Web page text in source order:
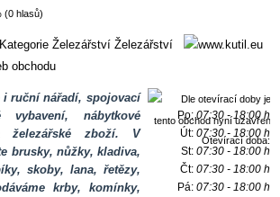
(0 hlasů)
Železářství
obchodu
i ruční nářadí, spojovací
vybavení, nábytkové
železářské zboží. V
brusky, nůžky, kladiva,
skoby, lana, řetězy,
krby, komínky,
Otevírací doba:
Po:07:30 - 18:00 h
Út:07:30 - 18:00 h
St:07:30 - 18:00 h
Čt:07:30 - 18:00 h
Pá:07:30 - 18:00 h